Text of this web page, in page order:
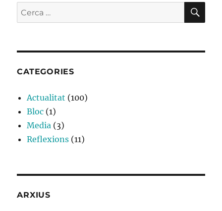
Cerca:
CATEGORIES
Actualitat (100)
Bloc (1)
Media (3)
Reflexions (11)
ARXIUS